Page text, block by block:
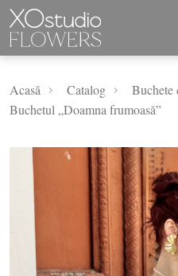
Acasă Catalog
Buchete
Buchetul „Doamna frumoasă”